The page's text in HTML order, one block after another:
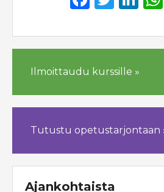
Ilmoittaudu kurssille »
Tutustu opetustarjontaan
Ajankohtaista